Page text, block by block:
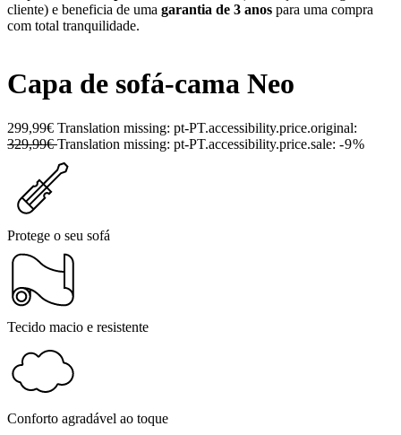
cliente) e beneficia de uma garantia de 3 anos para uma compra
com total tranquilidade.
Capa de sofá-cama Neo
299,99€ Translation missing: pt-PT.accessibility.price.original:
329,99€Translation missing: pt-PT.accessibility.price.sale: -9%
Protege o seu sofá
Tecido macio e resistente
Conforto agradável ao toque